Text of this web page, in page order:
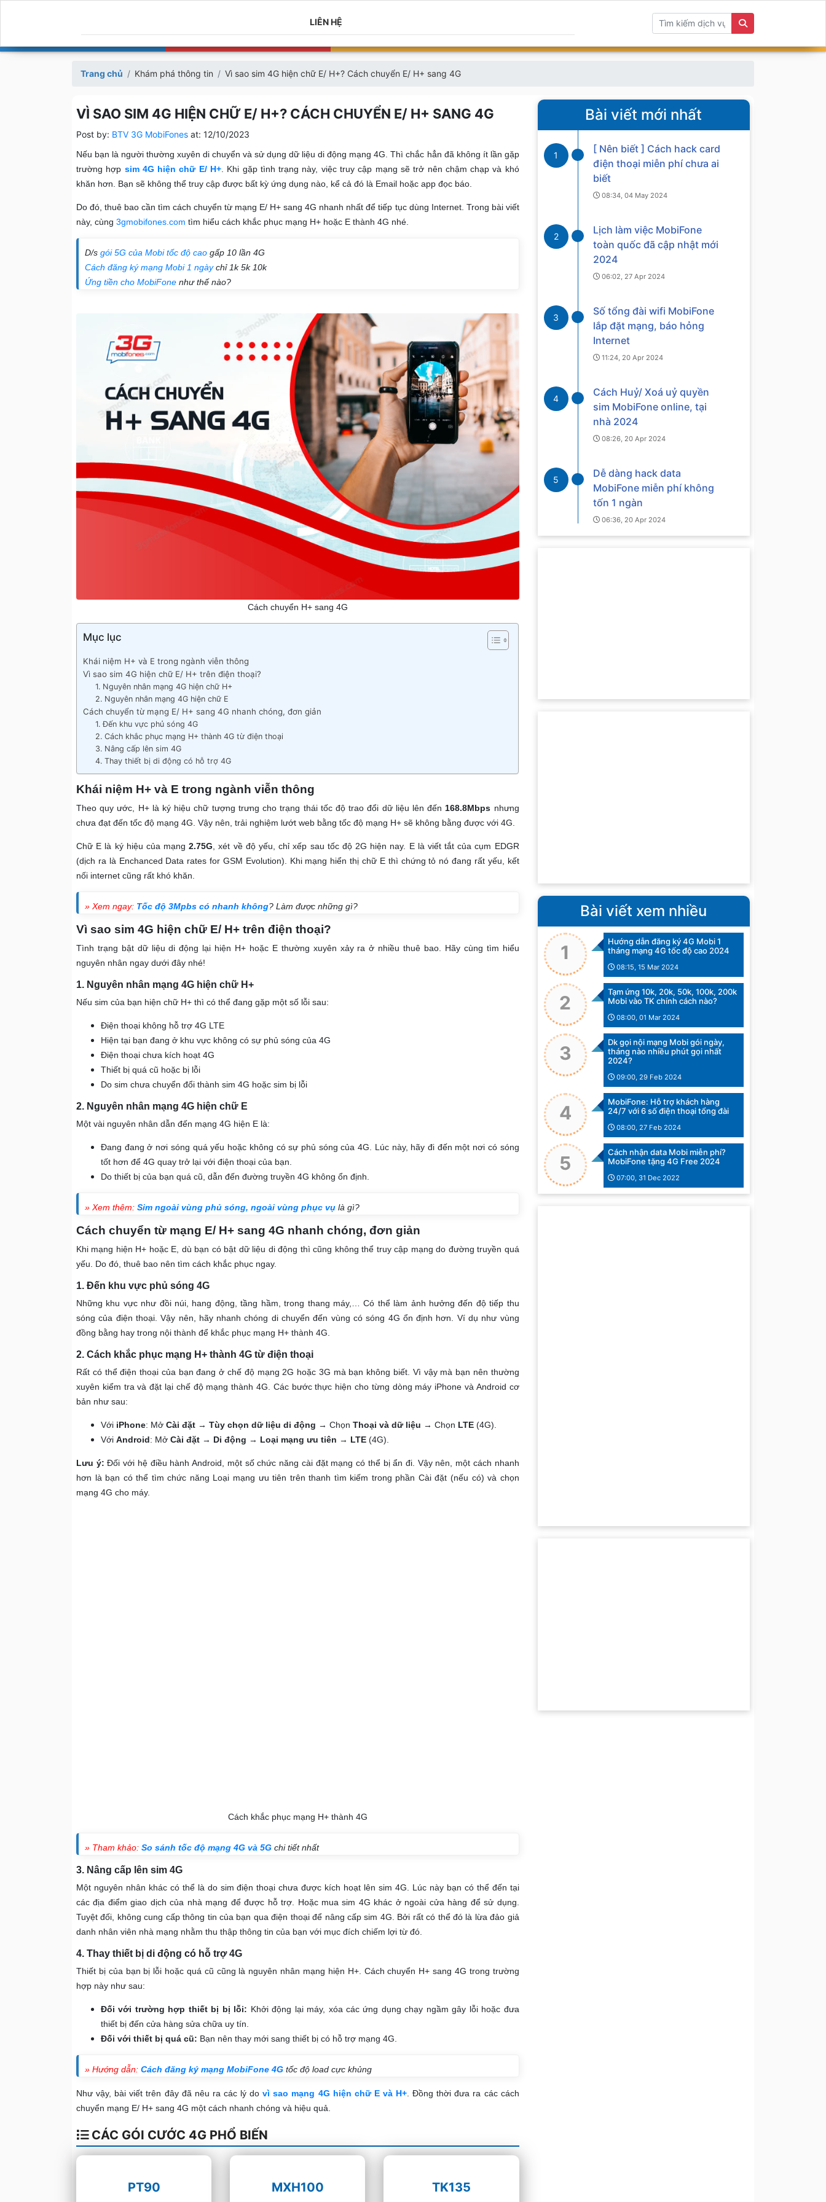
LIÊN HỆ
Trang chủ Khám phá thông tin Vì sao sim 4G hiện chữ E/ H+? Cách chuyển E/ H+ sang 4G
VÌ SAO SIM 4G HIỆN CHỮ E/ H+? CÁCH CHUYỂN E/ H+ SANG 4G
Post by: BTV 3G MobiFones at: 12/10/2023
Nếu bạn là người thường xuyên di chuyển và sử dụng dữ liệu di động mạng 4G. Thì chắc hẳn đã không ít lần gặp
trường hợp sim 4G hiện chữ E/ H+ . Khi gặp tình trạng này, việc truy cập mạng sẽ trở nên chậm chạp và khó
khăn hơn. Bạn sẽ không thể truy cập được bất kỳ ứng dụng nào, kể cả đó là Email hoặc app đọc báo.
Do đó, thuê bao cần tìm cách chuyển từ mạng E/ H+ sang 4G nhanh nhất để tiếp tục dùng Internet. Trong bài viết
này, cùng 3gmobifones.com tìm hiểu cách khắc phục mạng H+ hoặc E thành 4G nhé.
D/s gói 5G của Mobi tốc độ cao gấp 10 lần 4G
Cách đăng ký mạng Mobi 1 ngàychỉ 1k 5k 10k
Ứng tiền cho MobiFone như thế nào?
Cách chuyển H+ sang 4G
Mục lục
Khái niệm H+ và E trong ngành viễn thông
Vì sao sim 4G hiện chữ E/ H+ trên điện thoại?
1. Nguyên nhân mạng 4G hiện chữ H+
2. Nguyên nhân mạng 4G hiện chữ E
Cách chuyển từ mạng E/ H+ sang 4G nhanh chóng, đơn giản
1. Đến khu vực phủ sóng 4G
2. Cách khắc phục mạng H+ thành 4G từ điện thoại
3. Nâng cấp lên sim 4G
4. Thay thiết bị di động có hỗ trợ 4G
Khái niệm H+ và E trong ngành viễn thông
Theo quy ước, H+ là ký hiệu chữ tượng trưng cho trạng thái tốc độ trao đổi dữ liệu lên đến 168.8Mbps nhưng
chưa đạt đến tốc độ mạng 4G. Vậy nên, trải nghiệm lướt web bằng tốc độ mạng H+ sẽ không bằng được với 4G.
Chữ E là ký hiệu của mạng2.75G , xét về độ yếu, chỉ xếp sau tốc độ 2G hiện nay. E là viết tắt của cụm EDGR
(dịch ra là Enchanced Data rates for GSM Evolution). Khi mạng hiển thị chữ E thì chứng tỏ nó đang rất yếu, kết
nối internet cũng rất khó khăn.
» Xem ngay: Tốc độ 3Mpbs có nhanh không? Làm được những gì?
Vì sao sim 4G hiện chữ E/ H+ trên điện thoại?
Tình trạng bật dữ liệu di động lại hiện H+ hoặc E thường xuyên xảy ra ở nhiều thuê bao. Hãy cùng tìm hiểu
nguyên nhân ngay dưới đây nhé!
1. Nguyên nhân mạng 4G hiện chữ H+
Nếu sim của bạn hiện chữ H+ thì có thể đang gặp một số lỗi sau:
Điện thoại không hỗ trợ 4G LTE
Hiện tại bạn đang ở khu vực không có sự phủ sóng của 4G
Điện thoại chưa kích hoạt 4G
Thiết bị quá cũ hoặc bị lỗi
Do sim chưa chuyển đổi thành sim 4G hoặc sim bị lỗi
2. Nguyên nhân mạng 4G hiện chữ E
Một vài nguyên nhân dẫn đến mạng 4G hiện E là:
Đang đang ở nơi sóng quá yếu hoặc không có sự phủ sóng của 4G. Lúc này, hãy đi đến một nơi có sóng
tốt hơn để 4G quay trở lại với điện thoại của bạn.
Do thiết bị của bạn quá cũ, dẫn đến đường truyền 4G không ổn định.
» Xem thêm: Sim ngoài vùng phủ sóng, ngoài vùng phục vụ là gì?
Cách chuyển từ mạng E/ H+ sang 4G nhanh chóng, đơn giản
Khi mạng hiện H+ hoặc E, dù bạn có bật dữ liệu di động thì cũng không thể truy cập mạng do đường truyền quá
yếu. Do đó, thuê bao nên tìm cách khắc phục ngay.
1. Đến khu vực phủ sóng 4G
Những khu vực như đồi núi, hang động, tầng hầm, trong thang máy,… Có thể làm ảnh hưởng đến độ tiếp thu
sóng của điện thoại. Vậy nên, hãy nhanh chóng di chuyển đến vùng có sóng 4G ổn định hơn. Ví dụ như vùng
đồng bằng hay trong nội thành để khắc phục mạng H+ thành 4G.
2. Cách khắc phục mạng H+ thành 4G từ điện thoại
Rất có thể điện thoại của bạn đang ở chế độ mạng 2G hoặc 3G mà bạn không biết. Vì vậy mà bạn nên thường
xuyên kiểm tra và đặt lại chế độ mạng thành 4G. Các bước thực hiện cho từng dòng máy iPhone và Android cơ
bản như sau:
Với iPhone: Mở Cài đặt → Tùy chọn dữ liệu di động → Chọn Thoại và dữ liệu → Chọn LTE (4G).
Với Android: Mở Cài đặt → Di động → Loại mạng ưu tiên → LTE (4G).
Lưu ý: Đối với hệ điều hành Android, một số chức năng cài đặt mạng có thể bị ẩn đi. Vậy nên, một cách nhanh
hơn là bạn có thể tìm chức năng Loại mạng ưu tiên trên thanh tìm kiếm trong phần Cài đặt (nếu có) và chọn
mạng 4G cho máy.
Cách khắc phục mạng H+ thành 4G
» Tham khảo: So sánh tốc độ mạng 4G và 5G chi tiết nhất
3. Nâng cấp lên sim 4G
Một nguyên nhân khác có thể là do sim điện thoại chưa được kích hoạt lên sim 4G. Lúc này bạn có thể đến tại
các địa điểm giao dịch của nhà mạng để được hỗ trợ. Hoặc mua sim 4G khác ở ngoài cửa hàng để sử dụng.
Tuyệt đối, không cung cấp thông tin của bạn qua điện thoại để nâng cấp sim 4G. Bởi rất có thể đó là lừa đảo giả
danh nhân viên nhà mạng nhằm thu thập thông tin của bạn với mục đích chiếm lợi từ đó.
4. Thay thiết bị di động có hỗ trợ 4G
Thiết bị của bạn bị lỗi hoặc quá cũ cũng là nguyên nhân mạng hiện H+. Cách chuyển H+ sang 4G trong trường
hợp này như sau:
Đối với trường hợp thiết bị bị lỗi: Khởi động lại máy, xóa các ứng dụng chạy ngầm gây lỗi hoặc đưa
thiết bị đến cửa hàng sửa chữa uy tín.
Đối với thiết bị quá cũ: Bạn nên thay mới sang thiết bị có hỗ trợ mạng 4G.
» Hướng dẫn: Cách đăng ký mạng MobiFone 4G tốc độ load cực khủng
Như vậy, bài viết trên đây đã nêu ra các lý dovì sao mạng 4G hiện chữ E và H+ . Đồng thời đưa ra các cách
chuyển mạng E/ H+ sang 4G một cách nhanh chóng và hiệu quả.
CÁC GÓI CƯỚC 4G PHỔ BIẾN
PT90 MXH100 TK135
Bài viết mới nhất
1
[ Nên biết ] Cách hack card
điện thoại miễn phí chưa ai
biết
08:34, 04 May 2024
2
Lịch làm việc MobiFone
toàn quốc đã cập nhật mới
2024
06:02, 27 Apr 2024
3
Số tổng đài wifi MobiFone
lắp đặt mạng, báo hỏng
Internet
11:24, 20 Apr 2024
4
Cách Huỷ/ Xoá uỷ quyền
sim MobiFone online, tại
nhà 2024
08:26, 20 Apr 2024
5
Dễ dàng hack data
MobiFone miễn phí không
tốn 1 ngàn
06:36, 20 Apr 2024
Bài viết xem nhiều
1
Hướng dẫn đăng ký 4G Mobi 1
tháng mạng 4G tốc độ cao 2024
08:15, 15 Mar 2024
2
Tạm ứng 10k, 20k, 50k, 100k, 200k
Mobi vào TK chính cách nào?
08:00, 01 Mar 2024
3
Dk gọi nội mạng Mobi gói ngày,
tháng nào nhiều phút gọi nhất
2024?
09:00, 29 Feb 2024
4
MobiFone: Hỗ trợ khách hàng
24/7 với 6 số điện thoại tổng đài
08:00, 27 Feb 2024
5
Cách nhận data Mobi miễn phí?
MobiFone tặng 4G Free 2024
07:00, 31 Dec 2022